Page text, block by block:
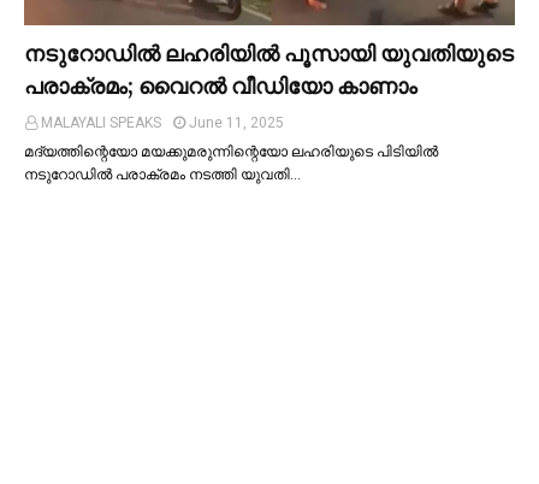
നടുറോഡില്‍ ലഹരിയില്‍ പൂസായി യുവതിയുടെ
പരാക്രമം; വൈറൽ വീഡിയോ കാണാം
MALAYALI SPEAKS
June 11, 2025
മദ്യത്തിന്റെയോ മയക്കുമരുന്നിന്റെയോ ലഹരിയുടെ പിടിയില്‍
നടുറോഡില്‍ പരാക്രമം നടത്തി യുവതി…